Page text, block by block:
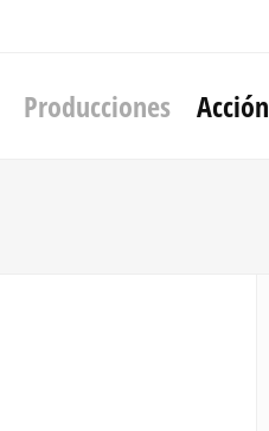
Producciones Acción